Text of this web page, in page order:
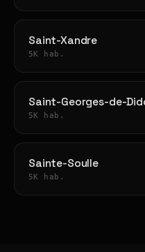
Saint-Xandre
5K hab.
Saint-Georges-de-
5K hab.
Sainte-Soulle
5K hab.